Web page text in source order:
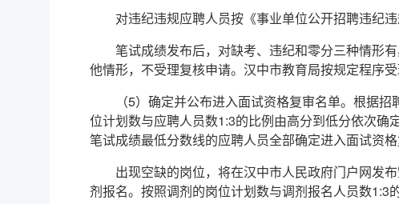
对违纪违规应聘人员按《事业单位公开招聘违纪
笔试成绩发布后，对缺考、违纪和零分三种情形
他情形，不受理复核申请。汉中市教育局按规定程序受
（5）确定并公布进入面试资格复审名单。根据
位计划数与应聘人员数1:3的比例由高分到低分依次
笔试成绩最低分数线的应聘人员全部确定进入面试资格
出现空缺的岗位，将在汉中市人民政府门户网发
剂报名。按照调剂的岗位计划数与调剂报名人员数1:3